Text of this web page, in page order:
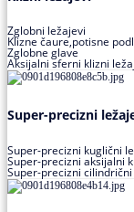
Zglobni ležajevi
Klizne čaure,potisne
Zglobne glave
Aksijalni sferni klizni
Super-precizni
Super-precizni kuglični
Super-precizni aksijalni
Super-precizni